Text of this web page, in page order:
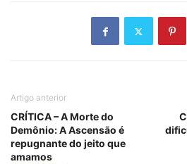
Artigo anterior
CRÍTICA – A Morte do
Demônio: A Ascensão é
repugnante do jeito que
amamos